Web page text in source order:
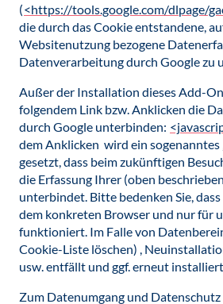
(<https://tools.google.com/dlpage/
die durch das Cookie entstandene,
Websitenutzung bezogene
Datenverarbeitung durch Google zu
Außer der Installation dieses Add-
folgendem Link bzw. Anklicken die
durch Google unterbinden:
dem Anklicken wird ein
gesetzt, dass beim zukünftigen
die Erfassung Ihrer (oben
unterbindet. Bitte bedenken Sie,
dem konkreten Browser und nur für
funktioniert. Im Falle von
Cookie-Liste löschen) ,
usw. entfällt und ggf. erneut
Zum Datenumgang und